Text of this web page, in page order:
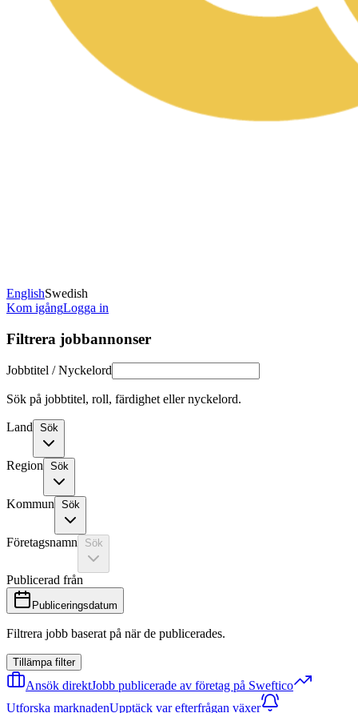
EnglishSwedish
Kom igångLogga in
Filtrera jobbannonser
Jobbtitel / Nyckelord
Sök på jobbtitel, roll, färdighet eller nyckelord.
Land Sök
Region Sök
Kommun Sök
Företagsnamn Sök
Publicerad från
Publiceringsdatum
Filtrera jobb baserat på när de publicerades.
Tillämpa filter
Ansök direktJobb publicerade av företag på Sweftico
Utforska marknadenUpptäck var efterfrågan växer